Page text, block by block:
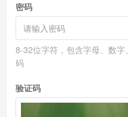
密码
8-32位字符，包含字母、数
码
验证码